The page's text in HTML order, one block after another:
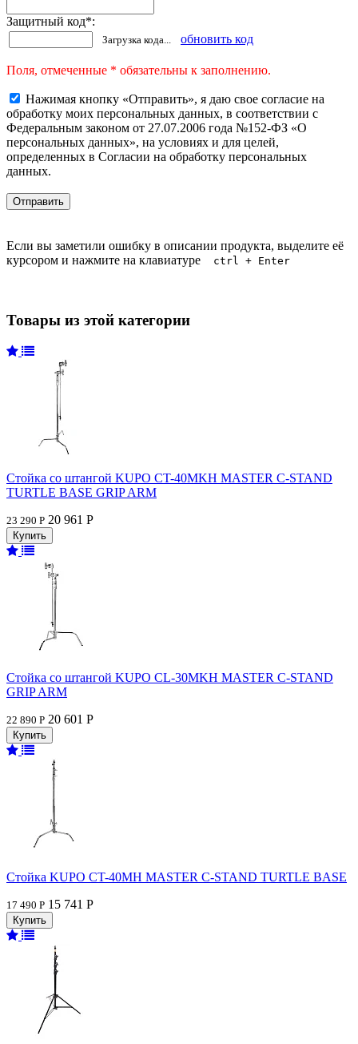
Защитный код*:
Загрузка кода... обновить код
Поля, отмеченные * обязательны к заполнению.
Нажимая кнопку «Отправить», я даю свое согласие на
обработку моих персональных данных, в соответствии с
Федеральным законом от 27.07.2006 года №152-ФЗ «О
персональных данных», на условиях и для целей,
определенных в Согласии на обработку персональных
данных.
Если вы заметили ошибку в описании продукта, выделите её
курсором и нажмите на клавиатуре
ctrl + Enter
Товары из этой категории
Стойка со штангой KUPO CT-40MKH MASTER C-STAND
TURTLE BASE GRIP ARM
23 290 Р 20 961 Р
Стойка со штангой KUPO CL-30MKH MASTER C-STAND
GRIP ARM
22 890 Р 20 601 Р
Стойка KUPO CT-40MH MASTER C-STAND TURTLE BASE
17 490 Р 15 741 Р